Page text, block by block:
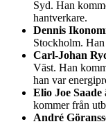
Syd. Han
hantverkare.
Dennis
Stockholm.
Carl-Johan
Väst. Han
han var
Elio Joe Saade
kommer från
André